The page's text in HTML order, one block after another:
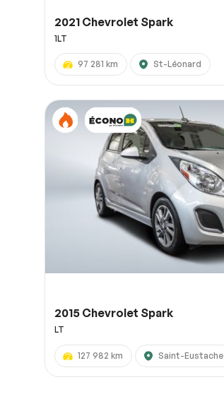
2021 Chevrolet Spark
1LT
97 281 km St-Léonard
2015 Chevrolet Spark
LT
127 982 km Saint-Eustache